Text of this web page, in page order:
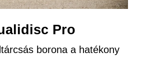
Pro
borona a hatékony